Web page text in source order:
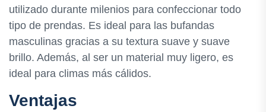
utilizado durante milenios para confeccionar todo
tipo de prendas. Es ideal para las bufandas
masculinas gracias a su textura suave y suave
brillo. Además, al ser un material muy ligero, es
ideal para climas más cálidos.
Ventajas